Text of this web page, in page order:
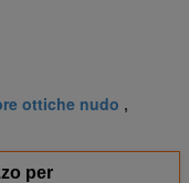
ottiche nudo ,
per